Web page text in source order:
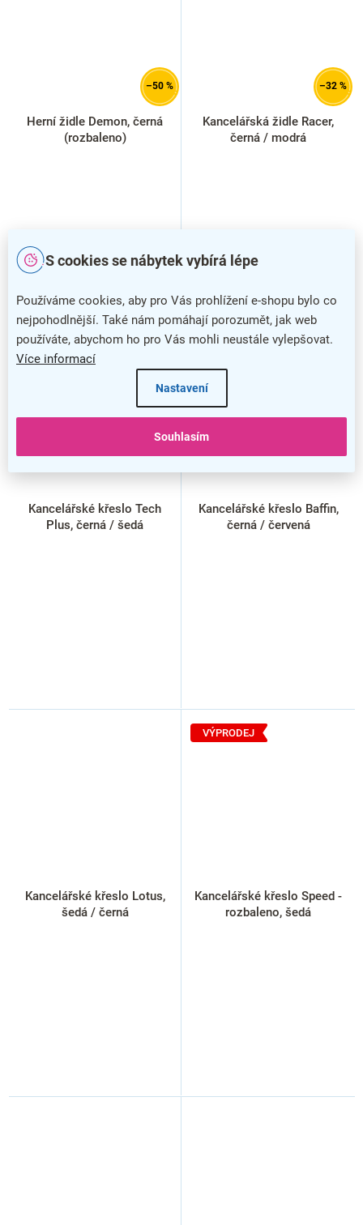
S cookies se nábytek vybírá lépe
Používáme cookies, aby pro Vás prohlížení e-shopu bylo co
nejpohodlnější. Také nám pomáhají porozumět, jak web
používáte, abychom ho pro Vás mohli neustále vylepšovat.
Více informací
Nastavení
Souhlasím
–50 %
Herní židle Demon, černá
(rozbaleno)
–32 %
Kancelářská židle Racer,
černá / modrá
VÝPRODEJ
Kancelářské křeslo Tech
Plus, černá / šedá
Kancelářské křeslo Baffin,
černá / červená
Kancelářské křeslo Lotus,
šedá / černá
VÝPRODEJ
Kancelářské křeslo Speed -
rozbaleno, šedá